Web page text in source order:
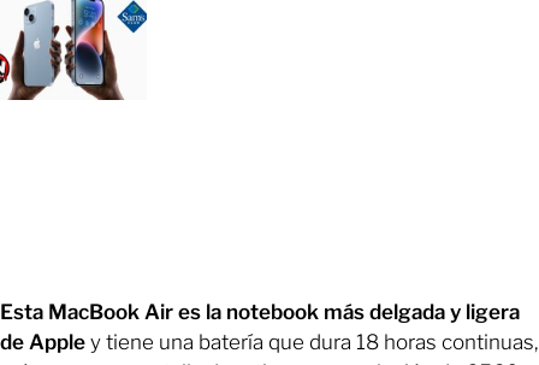
Esta MacBook Air es la notebook más delgada y ligera
de Apple y tiene una batería que dura 18 horas continuas,